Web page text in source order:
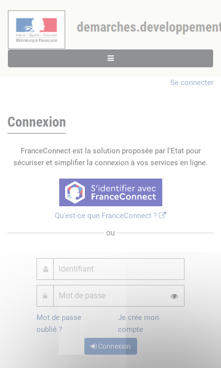
Se connecter
Connexion
FranceConnect est la solution proposée par l'Etat pour
sécuriser et simplifier la connexion à vos services en ligne.
Qu'est-ce que FranceConnect ?
ou
Mot de passe
oublié ?
Je crée mon
compte
Connexion